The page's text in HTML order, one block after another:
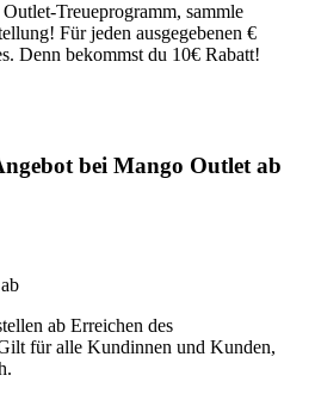
Treueprogramm, sammle
Für jeden ausgegebenen €
Denn bekommst du 10€ Rabatt!
bei Mango Outlet ab
ab Erreichen des
für alle Kundinnen und Kunden,